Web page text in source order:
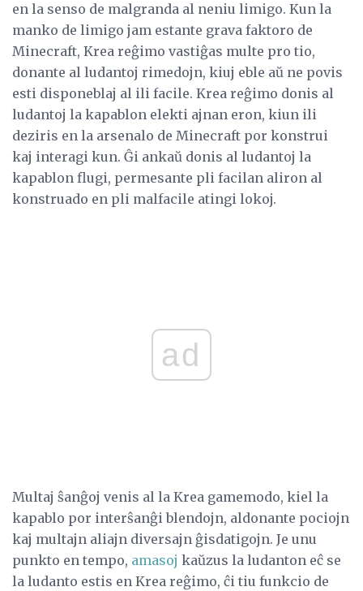
en la senso de malgranda al neniu limigo. Kun la
manko de limigo jam estante grava faktoro de
Minecraft, Krea reĝimo vastiĝas multe pro tio,
donante al ludantoj rimedojn, kiuj eble aŭ ne povis
esti disponeblaj al ili facile. Krea reĝimo donis al
ludantoj la kapablon elekti ajnan eron, kiun ili
deziris en la arsenalo de Minecraft por konstrui
kaj interagi kun. Ĝi ankaŭ donis al ludantoj la
kapablon flugi, permesante pli facilan aliron al
konstruado en pli malfacile atingi lokoj.
ad
Multaj ŝanĝoj venis al la Krea gamemodo, kiel la
kapablo por interŝanĝi blendojn, aldonante pociojn
kaj multajn aliajn diversajn ĝisdatigojn. Je unu
punkto en tempo, amasoj kaŭzus la ludanton eĉ se
la ludanto estis en Krea reĝimo, ĉi tiu funkcio de